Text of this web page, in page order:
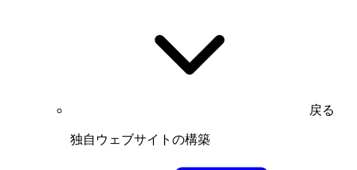
戻る
独自ウェブサイトの構築